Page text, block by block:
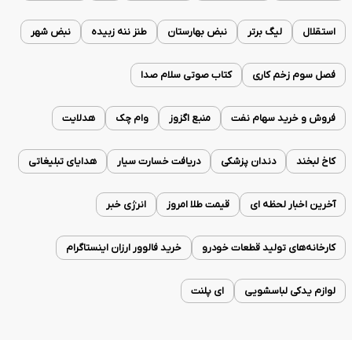
استقلال لیگ برتر نبض بهارستان طنز ننه زبیده نبض شهر
فصل سوم زخم کاری کتاب صوتی سلام صدا
فروش و خرید سهام نفت منبع اگزوز وام چک هدلایت
کاخ لبخند دندان پزشکی دریافت خسارت سیار هدایای تبلیغاتی
آخرین اخبار لحظه ای قیمت طلا امروز انرژی خبر
کارخانه‌های تولید قطعات خودرو خرید فالوور ارزان اینستاگرام
لوازم یدکی لباسشویی ای پلنت